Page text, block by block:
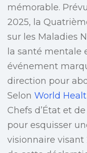
mémorable.
2025, la
sur les Maladies
la santé mentale
événement
direction pour
Selon World
Chefs d’État et
pour esquisser
visionnaire visant